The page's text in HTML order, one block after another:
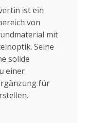
ist ein
von
mit
Seine
solide
einer
für